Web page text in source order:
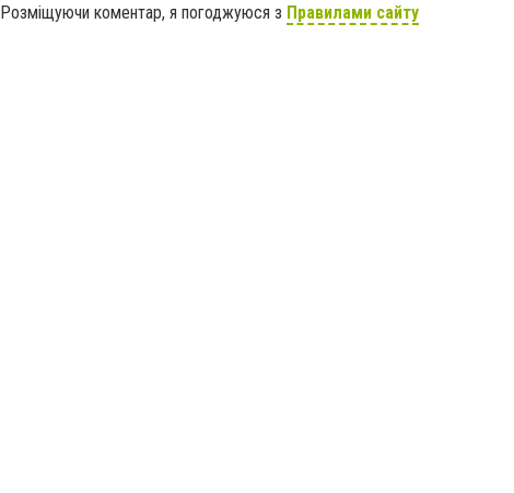
Розміщуючи коментар, я погоджуюся з Правилами сайту